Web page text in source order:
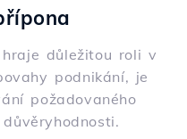
důležitou roli v
podnikání, je
požadovaného